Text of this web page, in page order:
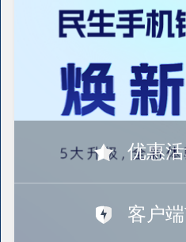
优惠
客户